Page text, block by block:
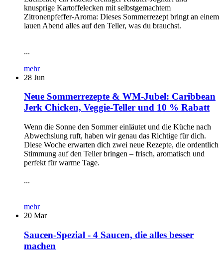
knusprige Kartoffelecken mit selbstgemachtem
Zitronenpfeffer-Aroma: Dieses Sommerrezept bringt an einem
lauen Abend alles auf den Teller, was du brauchst.
...
mehr
28 Jun
Neue Sommerrezepte & WM-Jubel: Caribbean
Jerk Chicken, Veggie-Teller und 10 % Rabatt
Wenn die Sonne den Sommer einläutet und die Küche nach
Abwechslung ruft, haben wir genau das Richtige für dich.
Diese Woche erwarten dich zwei neue Rezepte, die ordentlich
Stimmung auf den Teller bringen – frisch, aromatisch und
perfekt für warme Tage.
...
mehr
20 Mar
Saucen-Spezial - 4 Saucen, die alles besser
machen